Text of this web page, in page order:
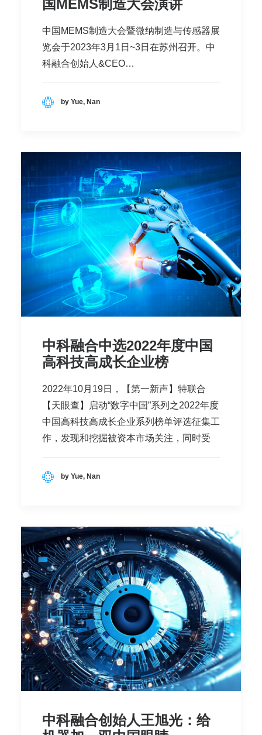
国MEMS制造大会演讲
中国MEMS制造大会暨微纳制造与传感器展
览会于2023年3月1日~3日在苏州召开。中
科融合创始人&CEO…
by Yue, Nan
中科融合中选2022年度中国
高科技高成长企业榜
2022年10月19日，【第一新声】特联合
【天眼查】启动“数字中国”系列之2022年度
中国高科技高成长企业系列榜单评选征集工
作，发现和挖掘被资本市场关注，同时受
by Yue, Nan
中科融合创始人王旭光：给